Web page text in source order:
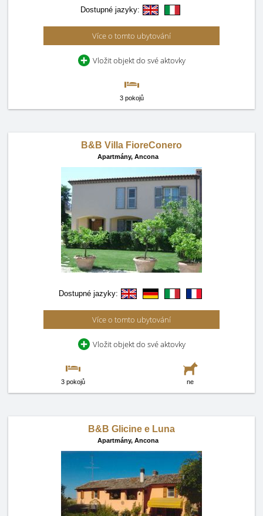
Dostupné jazyky:
Více o tomto ubytování
Vložit objekt do své aktovky
3 pokojů
B&B Villa FioreConero
Apartmány, Ancona
Dostupné jazyky:
Více o tomto ubytování
Vložit objekt do své aktovky
3 pokojů ne
B&B Glicine e Luna
Apartmány, Ancona